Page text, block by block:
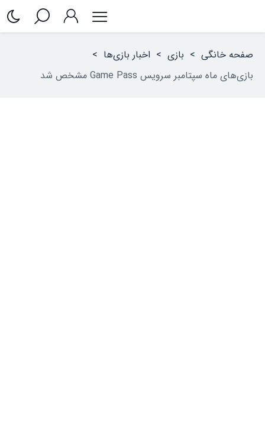
صفحه خانگی > بازی > اخبار بازی‌ها >
بازی‌های ماه سپتامبر سرویس Game Pass مشخص شد